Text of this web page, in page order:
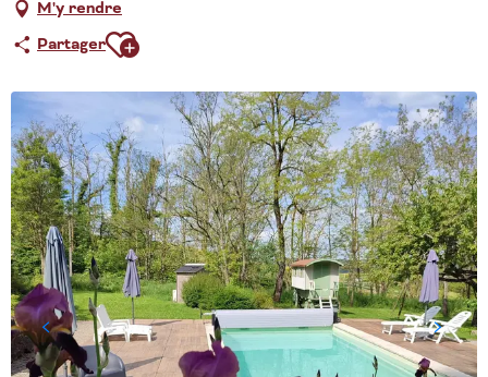
M'y rendre
PartagerAjouter aux favoris